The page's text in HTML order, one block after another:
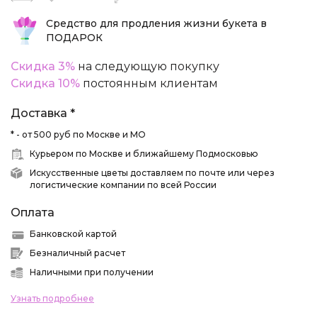
Средство для продления жизни букета в
ПОДАРОК
Скидка 3% на следующую покупку
Скидка 10% постоянным клиентам
Доставка *
* - от 500 руб по Москве и МО
Курьером по Москве и ближайшему Подмосковью
Искусственные цветы доставляем по почте или через
логистические компании по всей России
Оплата
Банковской картой
Безналичный расчет
Наличными при получении
Узнать подробнее